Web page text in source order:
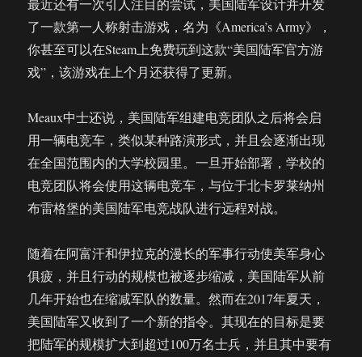
最近还有一次引人注目的尝试，美国陆军设计并开发
了一款第一人称射击游戏，名为《America’s Army》，
你甚至可以在Steam上免费玩到这款“美国陆军官方游
戏”，该游戏在上个月还获得了更新。
Meaux中士还说，美国陆军组建电竞团队之后将会启
用一辆电竞车，类似某种路演形式，并且会逐渐出现
在全国范围内的大学校园里。一旦开始部署，学校的
电竞团队将会使用这辆电竞车，与位于北卡罗莱纳州
布雷格堡的美国陆军电竞战队进行远程对战。
随着在阿富汗和伊拉克的漫长的军事行动使美军身心
俱疲，并且行动的规模也被逐步缩减，美国陆军从前
几年开始也在缩减军队的数量。然而在2017年夏天，
美国陆军又收到了一个新的指令。其现在的目标是要
把陆军的规模扩大到超过100万名士兵，并且其中要有